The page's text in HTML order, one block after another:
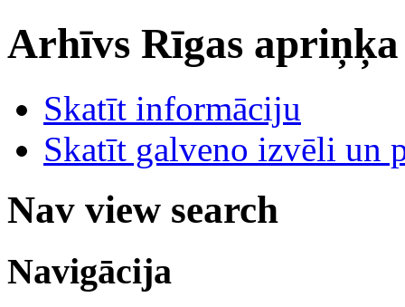
Arhīvs Rīgas
Skatīt informāciju
Skatīt galveno izvēli un
Nav view search
Navigācija